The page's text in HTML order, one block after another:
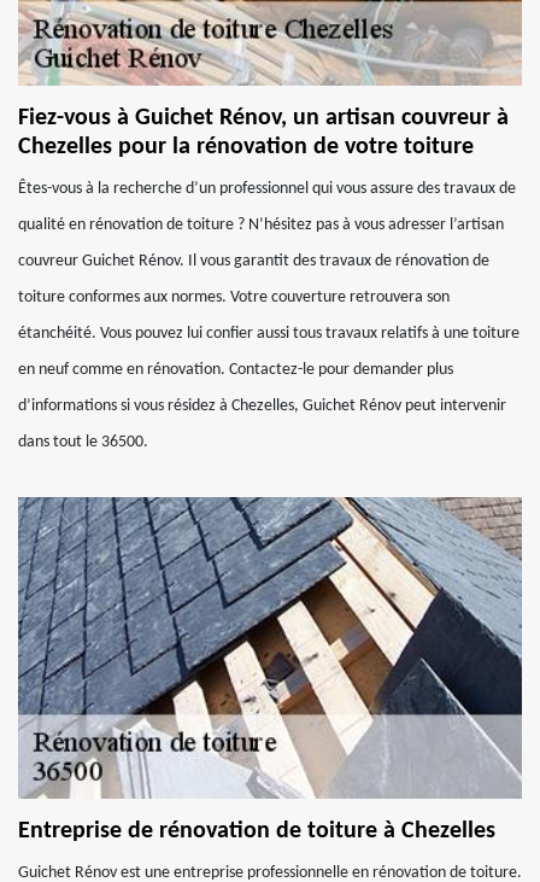
Fiez-vous à Guichet Rénov, un artisan couvreur à
Chezelles pour la rénovation de votre toiture
Êtes-vous à la recherche d’un professionnel qui vous assure des travaux de
qualité en rénovation de toiture ? N’hésitez pas à vous adresser l’artisan
couvreur Guichet Rénov. Il vous garantit des travaux de rénovation de
toiture conformes aux normes. Votre couverture retrouvera son
étanchéité. Vous pouvez lui confier aussi tous travaux relatifs à une toiture
en neuf comme en rénovation. Contactez-le pour demander plus
d’informations si vous résidez à Chezelles, Guichet Rénov peut intervenir
dans tout le 36500.
Entreprise de rénovation de toiture à Chezelles
Guichet Rénov est une entreprise professionnelle en rénovation de toiture.